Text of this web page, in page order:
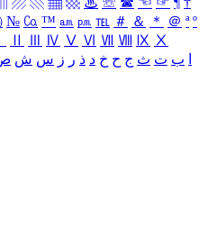
№ ㏇ ™ ㏂ ㏘ ℡ ＃ ＆ ＊ ＠ ª º
Ⅳ Ⅴ Ⅵ Ⅶ Ⅷ Ⅸ Ⅹ
ب ت ث ج ح خ د ذ ر ز س ش